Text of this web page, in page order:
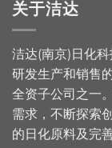
关于洁达
洁达(南京)日化
研发生产和销售
全资子公司之一
需求，不断探索
的日化原料及完